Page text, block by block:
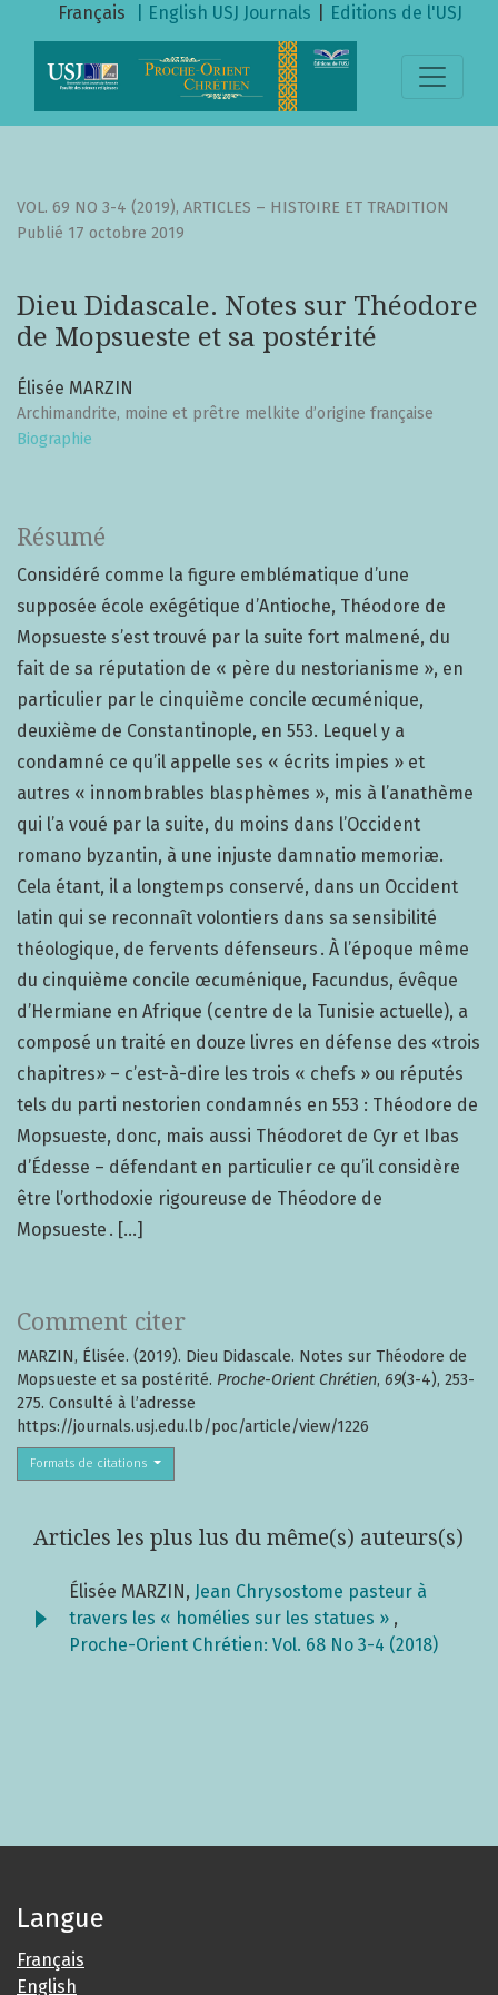
Dieu Didascale. Notes sur Théodore de Mopsueste et sa
Français | English USJ Journals Editions de l'USJ
VOL. 69 NO 3-4 (2019), ARTICLES – HISTOIRE ET TRADITION
Dieu Didascale. Notes sur Théodore
de Mopsueste et sa postérité
Publié 17 octobre 2019
Élisée MARZIN
Archimandrite, moine et prêtre melkite d’origine française
Biographie
Comment citer
MARZIN, Élisée. (2019). Dieu Didascale. Notes sur Théodore de
Mopsueste et sa postérité. Proche-Orient Chrétien, 69(3-4), 253-
275. Consulté à l’adresse
https://journals.usj.edu.lb/poc/article/view/1226
Formats de citations
Résumé
Considéré comme la figure emblématique d’une
supposée école exégétique d’Antioche, Théodore de
Mopsueste s’est trouvé par la suite fort malmené, du
fait de sa réputation de « père du nestorianisme », en
particulier par le cinquième concile œcuménique,
deuxième de Constantinople, en 553. Lequel y a
condamné ce qu’il appelle ses « écrits impies » et
autres « innombrables blasphèmes », mis à l’anathème
qui l’a voué par la suite, du moins dans l’Occident
romano byzantin, à une injuste damnatio memoriæ.
Cela étant, il a longtemps conservé, dans un Occident
latin qui se reconnaît volontiers dans sa sensibilité
théologique, de fervents défenseurs . À l’époque même
du cinquième concile œcuménique, Facundus, évêque
d’Hermiane en Afrique (centre de la Tunisie actuelle), a
composé un traité en douze livres en défense des «trois
chapitres» – c’est-à-dire les trois « chefs » ou réputés
tels du parti nestorien condamnés en 553 : Théodore de
Mopsueste, donc, mais aussi Théodoret de Cyr et Ibas
d’Édesse – défendant en particulier ce qu’il considère
être l’orthodoxie rigoureuse de Théodore de
Mopsueste . [...]
Articles les plus lus du même(s) auteurs(s)
Élisée MARZIN, Jean Chrysostome pasteur à
travers les « homélies sur les statues » ,
Proche-Orient Chrétien: Vol. 68 No 3-4 (2018)
Langue
Français
English